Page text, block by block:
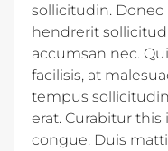
sollicitudin.
hendrerit
accumsan nec.
facilisis, at
tempus
erat. Curabitur
congue. Duis